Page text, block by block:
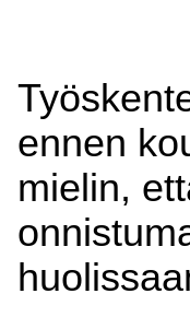
ennen
mielin,